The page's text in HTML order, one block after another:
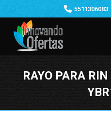
5511306083
RAYO PARA